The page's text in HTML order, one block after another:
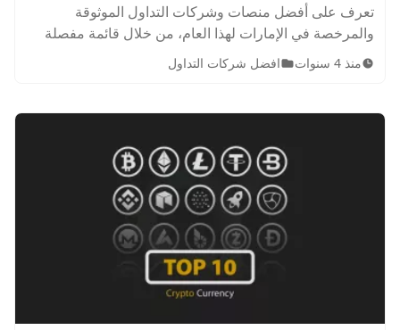
تعرف على أفضل منصات وشركات التداول الموثوقة
والمرخصة في الإمارات لهذا العام، من خلال قائمة مفصلة
حسب تقييم الشركات ومقارنة شاملة بين أفضل الشركات
التداول لتكون رحلتك في إختيار منصات التداول الموثوقة
منذ 4 سنوات افضل شركات التداول